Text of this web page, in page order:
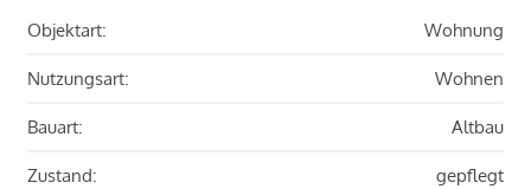
Objektart: Wohnung
Nutzungsart: Wohnen
Bauart: Altbau
Zustand: gepflegt